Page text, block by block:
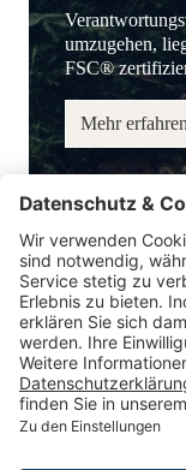
umzugehen,
FSC®
Mehr erfahren
Service-Hotline
Information
Service